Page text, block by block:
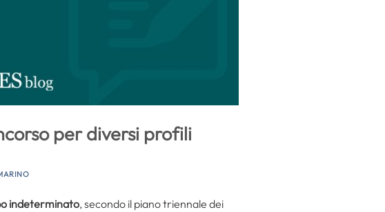
per diversi profili
indeterminato, secondo il piano triennale dei